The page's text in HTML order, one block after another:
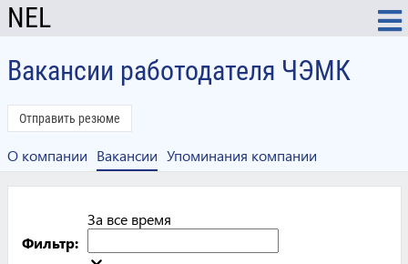
NEL
Вакансии работодателя ЧЭМК
Отправить резюме
О компании Вакансии Упоминания компании
Фильтр:
За все время